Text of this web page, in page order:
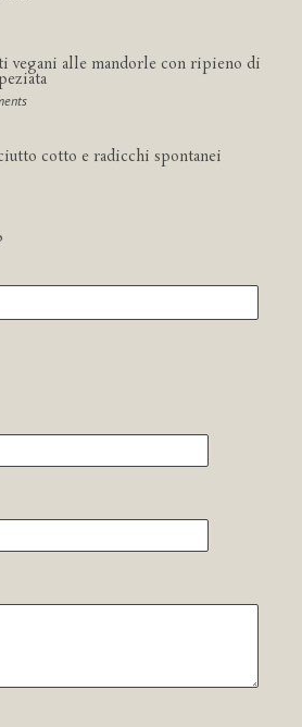
vegani alle mandorle con ripieno di
cotto e radicchi spontanei